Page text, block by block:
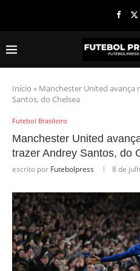
Início » Manchester United avança
Santos, do Chelsea
Futebol Brasileiro
Manchester United
trazer Andrey Santos, do
escrito por Futebolpress 8 de